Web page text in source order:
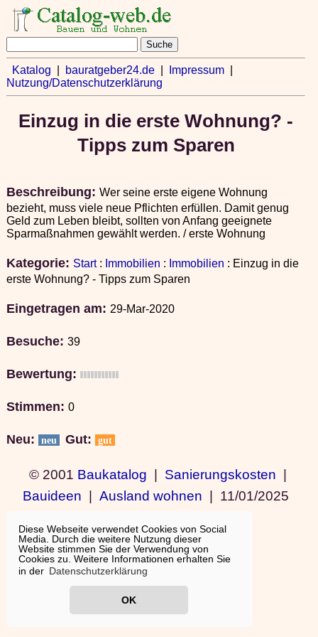
Diese Webseite verwendet Cookies von Social
Media. Durch die weitere Nutzung dieser
Website stimmen Sie der Verwendung von
Cookies zu. Weitere Informationen erhalten Sie
in der Datenschutzerklärung
OK
Katalog bauratgeber24.de| Impressum|
Nutzung/Datenschutzerklärung
Einzug in die erste Wohnung? -
Tipps zum Sparen
Beschreibung: Wer seine erste eigene Wohnung
bezieht, muss viele neue Pflichten erfüllen. Damit genug
Geld zum Leben bleibt, sollten von Anfang geeignete
Sparmaßnahmen gewählt werden. / erste Wohnung
Kategorie: Start: Immobilien : Immobilien : Einzug in die
erste Wohnung? - Tipps zum Sparen
Eingetragen am: 29-Mar-2020
Besuche: 39
Bewertung:
Stimmen: 0
Neu: neu Gut: gut
© 2001 Baukatalog | Sanierungskosten |
Bauideen | Ausland wohnen | 11/01/2025